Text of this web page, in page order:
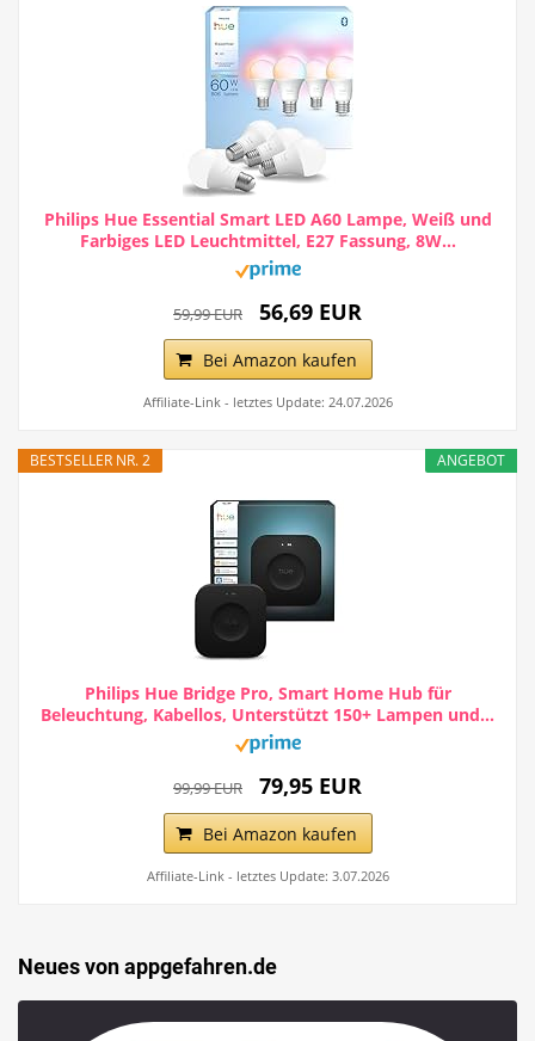
Philips Hue Essential Smart LED A60 Lampe, Weiß und
Farbiges LED Leuchtmittel, E27 Fassung, 8W...
59,99 EUR 56,69 EUR
Bei Amazon kaufen
Affiliate-Link - letztes Update: 24.07.2026
ANGEBOT
BESTSELLER NR. 2
Philips Hue Bridge Pro, Smart Home Hub für
Beleuchtung, Kabellos, Unterstützt 150+ Lampen und...
99,99 EUR 79,95 EUR
Bei Amazon kaufen
Affiliate-Link - letztes Update: 3.07.2026
Neues von appgefahren.de